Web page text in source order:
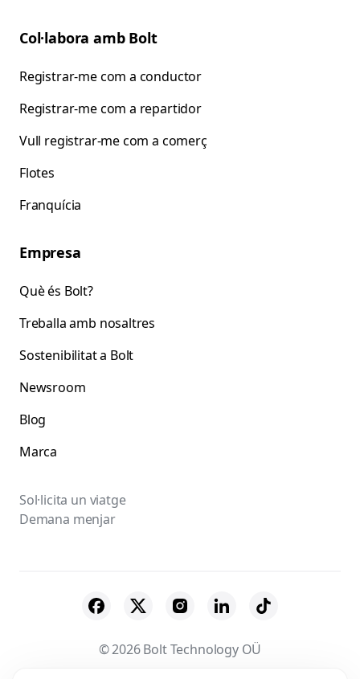
Col·labora amb Bolt
Registrar-me com a conductor
Registrar-me com a repartidor
Vull registrar-me com a comerç
Flotes
Franquícia
Empresa
Què és Bolt?
Treballa amb nosaltres
Sostenibilitat a Bolt
Newsroom
Blog
Marca
Sol·licita un viatge
Demana menjar
© 2026 Bolt Technology OÜ